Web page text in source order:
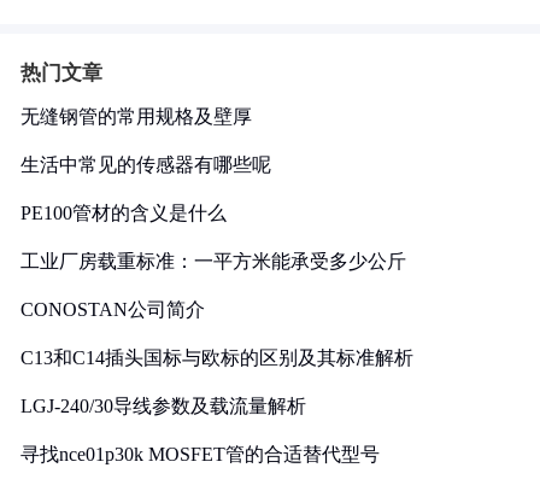
热门文章
无缝钢管的常用规格及壁厚
生活中常见的传感器有哪些呢
PE100管材的含义是什么
工业厂房载重标准：一平方米能承受多少公斤
CONOSTAN公司简介
C13和C14插头国标与欧标的区别及其标准解析
LGJ-240/30导线参数及载流量解析
寻找nce01p30k MOSFET管的合适替代型号